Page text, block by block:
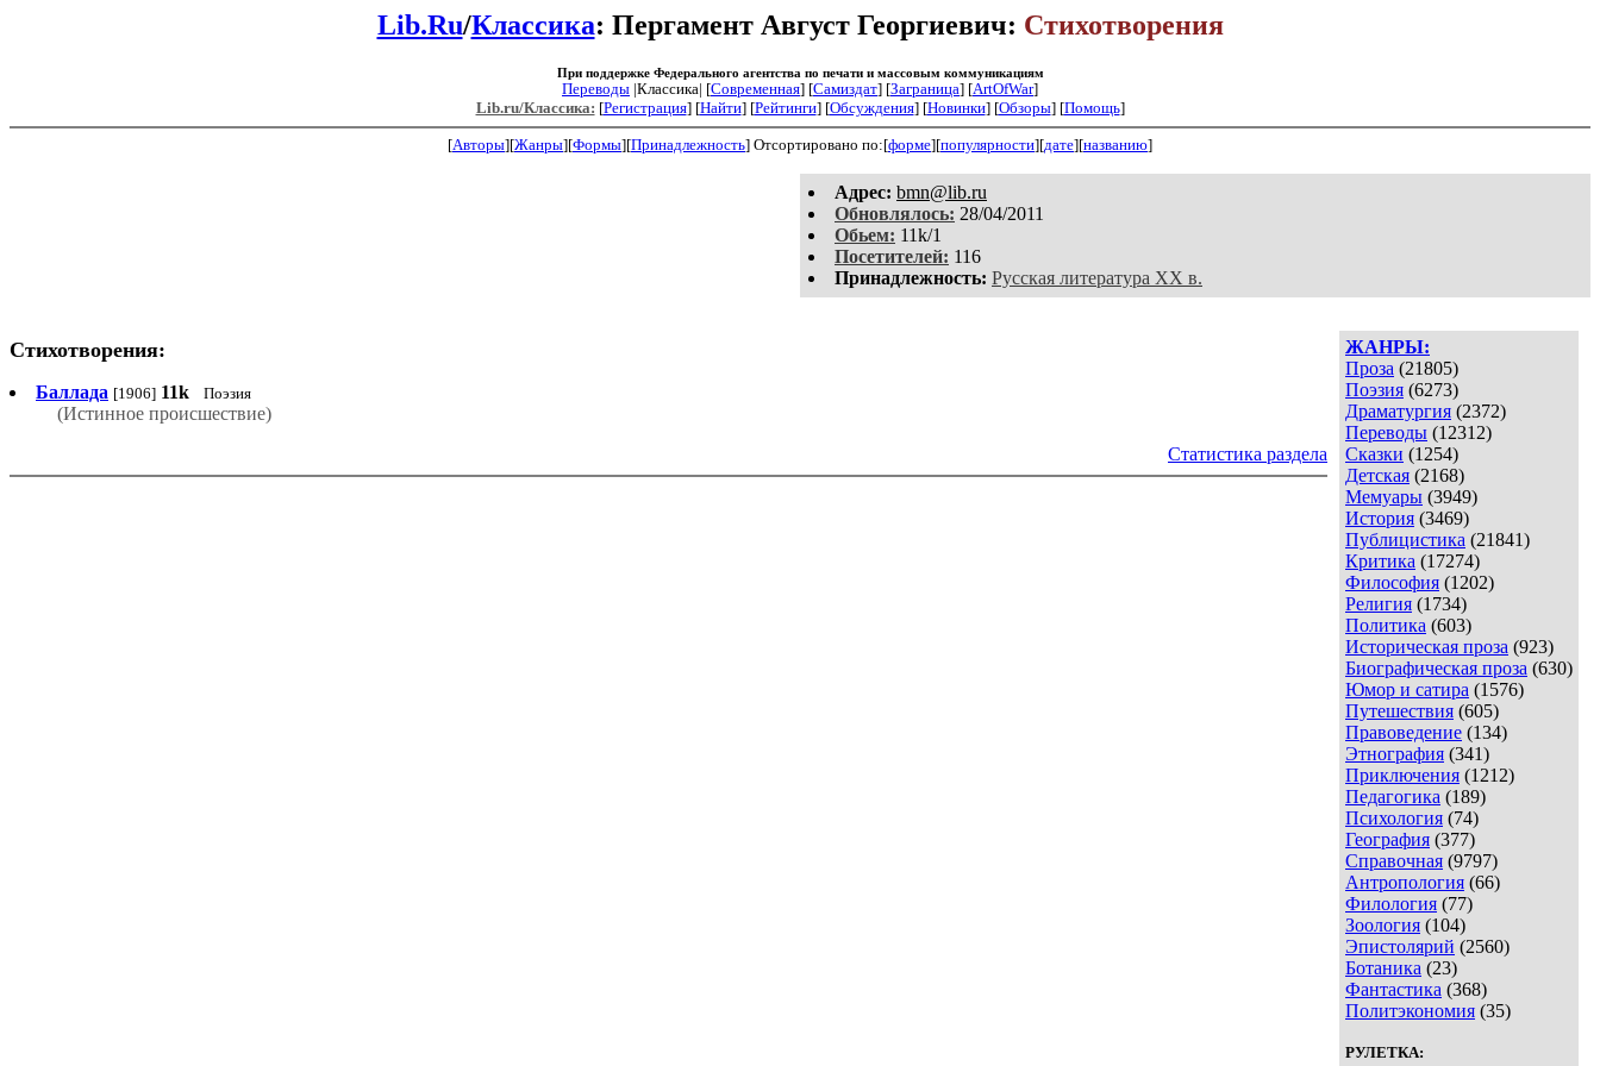
Lib.Ru/Классика: Пергамент Август Георгиевич: Стихотворения
При поддержке Федерального агентства по печати и массовым коммуникациям
Переводы |Классика| [Современная] [Самиздат] [Заграница] [ArtOfWar]
Lib.ru/Классика: [Регистрация] [Найти] [Рейтинги] [Обсуждения] [Новинки] [Обзоры] [Помощь]
[Авторы][Жанры][Формы][Принадлежность] Отсортировано по:[форме][популярности][дате][названию]
Aдpeс: bmn@lib.ru
Обновлялось: 28/04/2011
Обьем: 11k/1
Посетителей: 116
Принадлежность: Русская литература XX в.
ЖАНРЫ:
Проза (21805)
Поэзия (6273)
Драматургия (2372)
Переводы (12312)
Сказки (1254)
Детская (2168)
Мемуары (3949)
История (3469)
Публицистика (21841)
Критика (17274)
Философия (1202)
Религия (1734)
Политика (603)
Историческая проза (923)
Биографическая проза (630)
Юмор и сатира (1576)
Путешествия (605)
Правоведение (134)
Этнография (341)
Приключения (1212)
Педагогика (189)
Психология (74)
География (377)
Справочная (9797)
Антропология (66)
Филология (77)
Зоология (104)
Эпистолярий (2560)
Ботаника (23)
Фантастика (368)
Политэкономия (35)
РУЛЕТКА:
Стихотворения:
Баллада [1906] 11k Поэзия
(Истинное происшествие)
Статистика раздела